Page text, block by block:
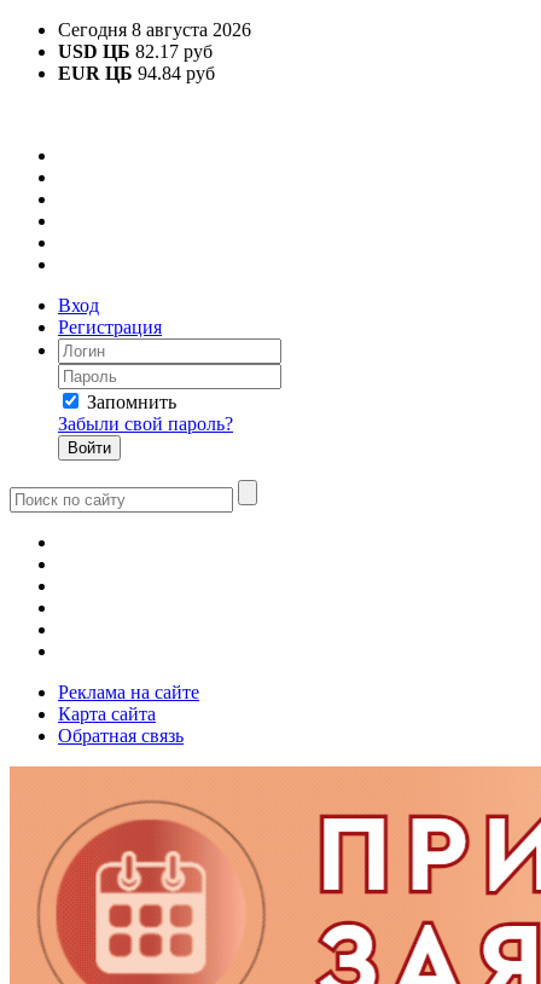
Сегодня 8 августа 2026
USD ЦБ 82.17 руб
EUR ЦБ 94.84 руб
Вход
Регистрация
Запомнить
Забыли свой пароль?
Реклама на сайте
Карта сайта
Обратная связь